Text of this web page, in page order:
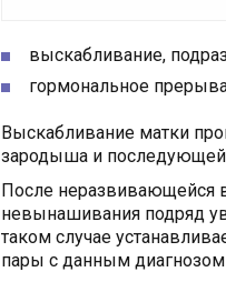
выскабливание,
гормональное
Выскабливание матки
зародыша и последующей
После неразвивающейся
невынашивания подряд
таком случае
пары с данным